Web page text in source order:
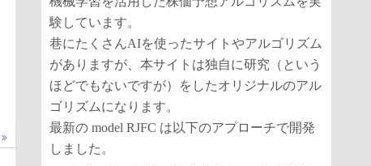
験しています。
巷にたくさんAIを使ったサイトやアルゴリズム
がありますが、本サイトは独自に研究（という
ほどでもないですが）をしたオリジナルのアル
ゴリズムになります。
最新の model RJFC は以下のアプローチで開発
しました。